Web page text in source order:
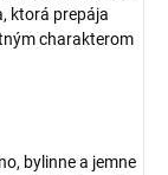
ktorá prepája
charakterom
bylinne a jemne